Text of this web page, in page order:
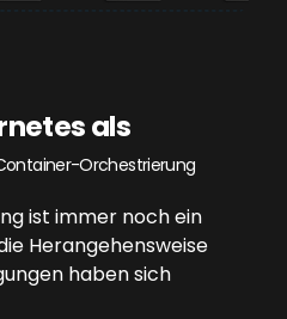
als
Orchestrierung
ist immer noch ein
Herangehensweise
haben sich